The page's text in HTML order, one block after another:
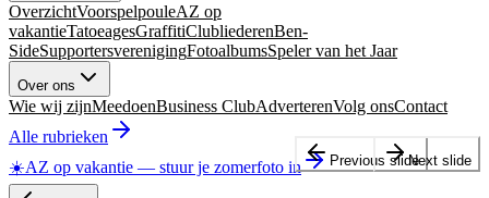
OverzichtVoorspelpouleAZ op
vakantieTatoeagesGraffitiClubliederenBen-
SideSupportersverenigingFotoalbumsSpeler van het Jaar
Over ons
Wie wij zijnMeedoenBusiness ClubAdverterenVolg onsContact
Alle rubrieken
☀️AZ op vakantie — stuur je zomerfoto in Previous slideNext slide